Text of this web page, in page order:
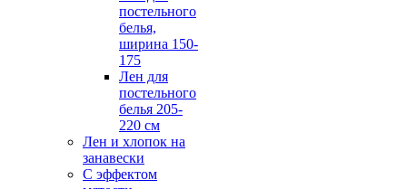
постельного
белья,
ширина 150-
175
Лен для
постельного
белья 205-
220 см
Лен и хлопок на
занавески
С эффектом